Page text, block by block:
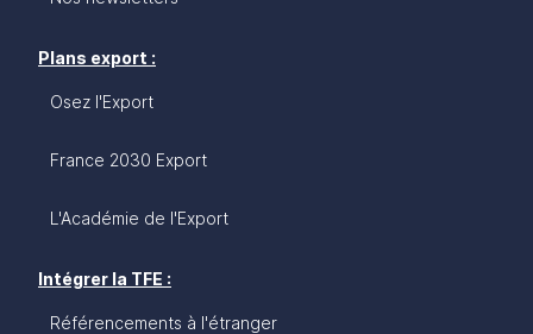
Plans export :
Osez l'Export
France 2030 Export
L'Académie de l'Export
Intégrer la TFE :
Référencements à l'étranger